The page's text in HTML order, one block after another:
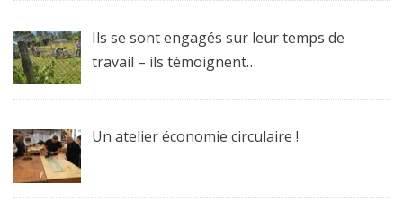
Ils se sont engagés sur leur temps de
travail – ils témoignent…
Un atelier économie circulaire !